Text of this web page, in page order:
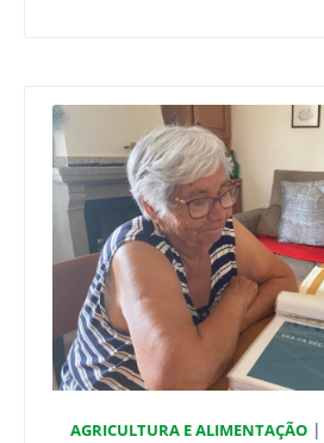
AGRICULTURA E ALIMENTAÇÃO |